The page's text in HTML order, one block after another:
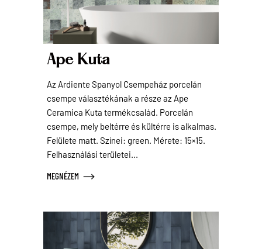
Ape Kuta
Az Ardiente Spanyol Csempeház porcelán
csempe választékának a része az Ape
Ceramica Kuta termékcsalád. Porcelán
csempe, mely beltérre és kültérre is alkalmas.
Felülete matt. Színei: green. Mérete: 15×15.
Felhasználási területei...
MEGNÉZEM